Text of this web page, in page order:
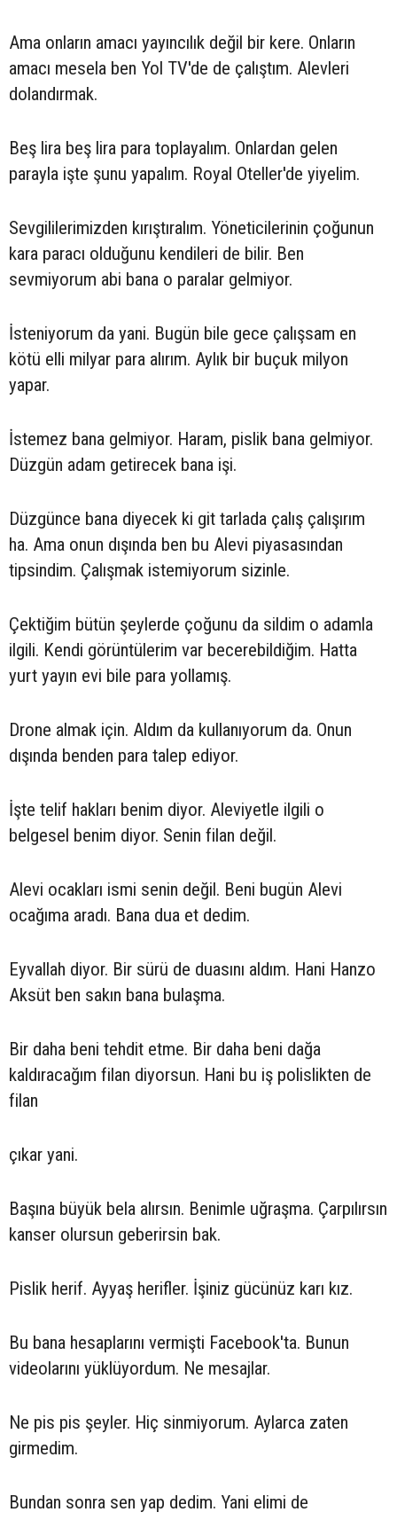
Ama onların amacı yayıncılık değil bir kere. Onların
amacı mesela ben Yol TV'de de çalıştım. Alevleri
dolandırmak.
Beş lira beş lira para toplayalım. Onlardan gelen
parayla işte şunu yapalım. Royal Oteller'de yiyelim.
Sevgililerimizden kırıştıralım. Yöneticilerinin çoğunun
kara paracı olduğunu kendileri de bilir. Ben
sevmiyorum abi bana o paralar gelmiyor.
İsteniyorum da yani. Bugün bile gece çalışsam en
kötü elli milyar para alırım. Aylık bir buçuk milyon
yapar.
İstemez bana gelmiyor. Haram, pislik bana gelmiyor.
Düzgün adam getirecek bana işi.
Düzgünce bana diyecek ki git tarlada çalış çalışırım
ha. Ama onun dışında ben bu Alevi piyasasından
tipsindim. Çalışmak istemiyorum sizinle.
Çektiğim bütün şeylerde çoğunu da sildim o adamla
ilgili. Kendi görüntülerim var becerebildiğim. Hatta
yurt yayın evi bile para yollamış.
Drone almak için. Aldım da kullanıyorum da. Onun
dışında benden para talep ediyor.
İşte telif hakları benim diyor. Aleviyetle ilgili o
belgesel benim diyor. Senin filan değil.
Alevi ocakları ismi senin değil. Beni bugün Alevi
ocağıma aradı. Bana dua et dedim.
Eyvallah diyor. Bir sürü de duasını aldım. Hani Hanzo
Aksüt ben sakın bana bulaşma.
Bir daha beni tehdit etme. Bir daha beni dağa
kaldıracağım filan diyorsun. Hani bu iş polislikten de
filan
çıkar yani.
Başına büyük bela alırsın. Benimle uğraşma. Çarpılırsın
kanser olursun geberirsin bak.
Pislik herif. Ayyaş herifler. İşiniz gücünüz karı kız.
Bu bana hesaplarını vermişti Facebook'ta. Bunun
videolarını yüklüyordum. Ne mesajlar.
Ne pis pis şeyler. Hiç sinmiyorum. Aylarca zaten
girmedim.
Bundan sonra sen yap dedim. Yani elimi de